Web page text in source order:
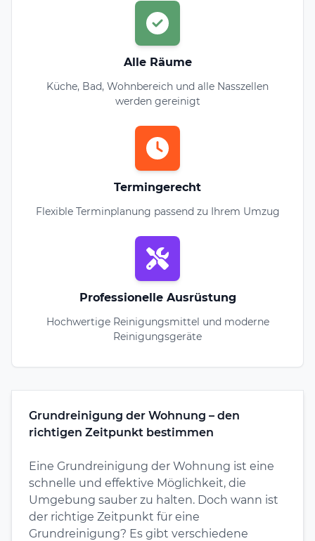
Alle Räume
Küche, Bad, Wohnbereich und alle Nasszellen
werden gereinigt
Termingerecht
Flexible Terminplanung passend zu Ihrem Umzug
Professionelle Ausrüstung
Hochwertige Reinigungsmittel und moderne
Reinigungsgeräte
Grundreinigung der Wohnung – den
richtigen Zeitpunkt bestimmen
Eine Grundreinigung der Wohnung ist eine
schnelle und effektive Möglichkeit, die
Umgebung sauber zu halten. Doch wann ist
der richtige Zeitpunkt für eine
Grundreinigung? Es gibt verschiedene